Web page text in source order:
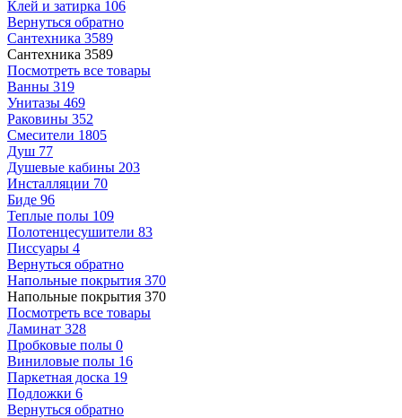
Клей и затирка 106
Вернуться обратно
Сантехника 3589
Сантехника 3589
Посмотреть все товары
Ванны 319
Унитазы 469
Раковины 352
Смесители 1805
Душ 77
Душевые кабины 203
Инсталляции 70
Биде 96
Теплые полы 109
Полотенцесушители 83
Писсуары 4
Вернуться обратно
Напольные покрытия 370
Напольные покрытия 370
Посмотреть все товары
Ламинат 328
Пробковые полы 0
Виниловые полы 16
Паркетная доска 19
Подложки 6
Вернуться обратно